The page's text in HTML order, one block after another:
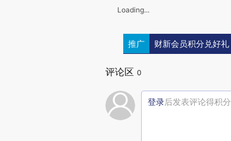
Loading...
推广 财新会员积分兑好礼
评论区 0
登录后发表评论得积分